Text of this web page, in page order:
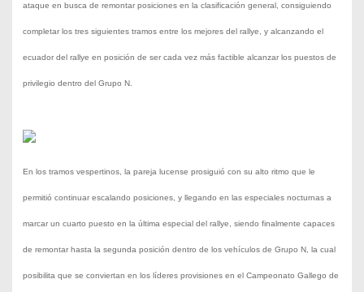
ataque en busca de remontar posiciones en la clasificación general, consiguiendo
completar los tres siguientes tramos entre los mejores del rallye, y alcanzando el
ecuador del rallye en posición de ser cada vez más factible alcanzar los puestos de
privilegio dentro del Grupo N.
En los tramos vespertinos, la pareja lucense prosiguió con su alto ritmo que le
permitió continuar escalando posiciones, y llegando en las especiales nocturnas a
marcar un cuarto puesto en la última especial del rallye, siendo finalmente capaces
de remontar hasta la segunda posición dentro de los vehículos de Grupo N, la cual
posibilita que se conviertan en los líderes provisiones en el Campeonato Gallego de